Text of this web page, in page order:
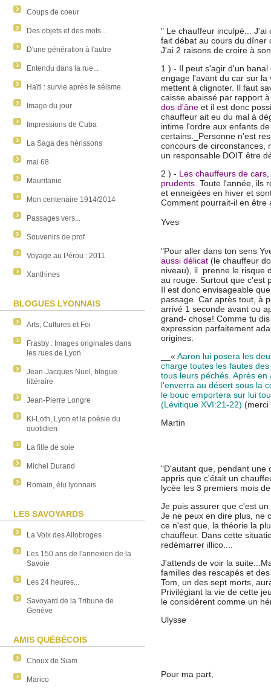
Coups de coeur
Des objets et des mots...
D'une génération à l'autre
Entendu dans la rue...
Haïti : survie après le séisme
Image du jour
Impressions de Cuba
La Saga des hérissons
mai 68
Mauritanie
Mon centenaire 1914/2014
Passages vers...
Souvenirs de prof
Voyage au Pérou : 2011
Xanthines
BLOGUES LYONNAIS
Arts, Cultures et Foi
Frasby : Images originales dans
les rues de Lyon
Jean-Jacques Nuel, blogue
littéraire
Jean-Pierre Longre
Ki-Loth, Lyon et la poésie du
quotidien
La fille de soie
Michel Durand
Romain, élu lyonnais
LES SAVOYARDS
La Voix des Allobroges
Les 150 ans de l'annexion de la
Savoie
Les 24 heures...
Savoyard de la Tribune de
Genève
AMIS QUÉBÉCOIS
Choux de Siam
Marico
" Le chauffeur inculpé... J'ai
fait débat au cours du dîner
J'ai 2 raisons de croire à
1 ) - Il peut s'agir d'un
engage l'avant du car sur la
mettent à clignoter. Il faut
caisse abaissé par rapport
dos d'âne et il est donc
chauffeur ait eu du mal à
intime l'ordre aux enfants
certains._Personne n'est
concours de circonstances,
un responsable DOIT être
2 ) - Les chauffeurs de
prudents. Toute l'année, ils
et enneigées en hiver et
Comment pourrait-il en être
Yves
"Pour aller dans ton sens
aussi délicat (le chauffeur
niveau), il prenne le risque
au rouge. Surtout que c'est
Il est donc envisageable
passage. Car après tout, à
arrivé 1 seconde avant ou
grand- chose! Comme tu
expression parfaitement
origines:
__« Aaron lui posera les
charge toutes les fautes
tous leurs péchés. Après
l'enverra au désert sous la
le bouc emportera sur lui
(Lévitique XVI:21-22) (merci
Martin
"D'autant que, pendant une
appris que c'était un
lycée les 3 premiers mois
Je puis assurer que c'est
Je ne peux en dire plus, ne
ce n'est que, la théorie la
chauffeur. Dans cette
redémarrer illico....
J'attends de voir la
familles des rescapés et
Tom, un des sept morts,
Privilégiant la vie de cette
le considèrent comme un
Ulysse
Pour ma part,